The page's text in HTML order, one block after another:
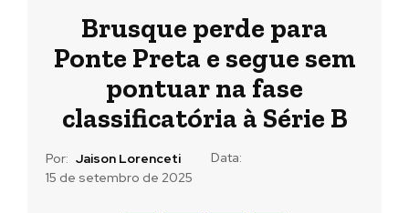
Brusque perde para
Ponte Preta e segue sem
pontuar na fase
classificatória à Série B
Por: Jaison Lorenceti
Data:
15 de setembro de 2025